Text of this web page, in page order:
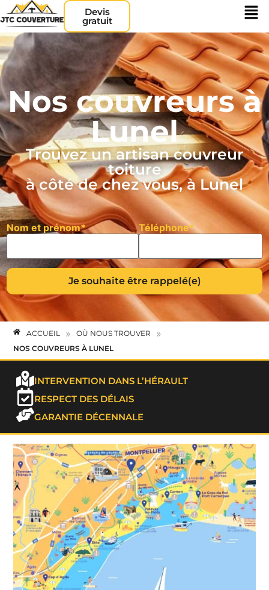
Devis
gratuit
Nos couvreurs à
Lunel
Trouvez un artisan couvreur
toiture
à côté de chez vous, à Lunel
Nom et prénom* Téléphone*
ACCUEIL » OÙ NOUS TROUVER »
NOS COUVREURS À LUNEL
INTERVENTION DANS L’HÉRAULT
RESPECT DES DÉLAIS
GARANTIE DÉCENNALE